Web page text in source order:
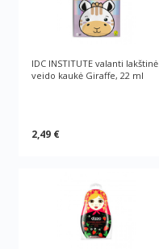
IDC INSTITUTE valanti lakštinė
veido kaukė Giraffe, 22 ml
2,49 €